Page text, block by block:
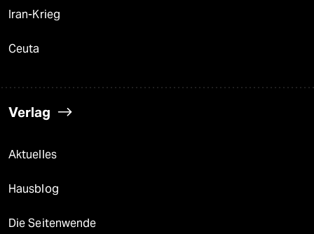
Iran-Krieg
Ceuta
Verlag
Aktuelles
Hausblog
Die Seitenwende